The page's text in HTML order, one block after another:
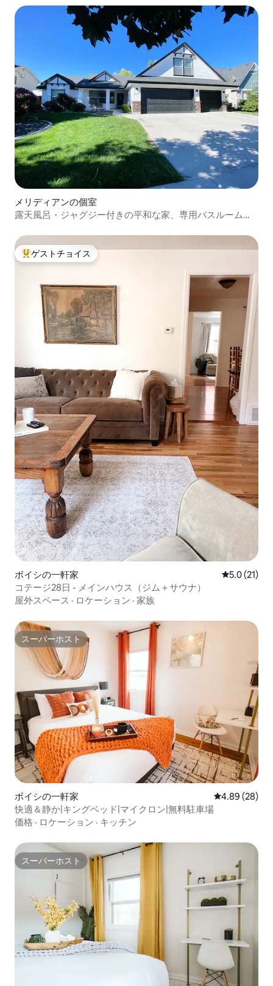
メリディアンの個室
露天風呂・ジャグジー付きの平和な家、専用バスルームと
大好評のゲストチョイスです。
ゲストチョイス
ボイシの一軒家 レビュー21
5.0 (21)
コテージ28日 - メインハウス（ジム＋サウナ）
屋外スペース · ロケーション · 家族
スーパーホスト
スーパーホスト
ボイシの一軒家 レビュー28
4.89 (28)
快適＆静か|キングベッド|マイクロン|無料駐車場
価格 · ロケーション · キッチン
スーパーホスト
スーパーホスト